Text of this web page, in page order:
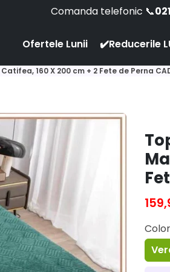
Comanda telefonic 📞
Ofertele Lunii ✔️Reducerile
160 X 200 cm + 2 Fete de Perna